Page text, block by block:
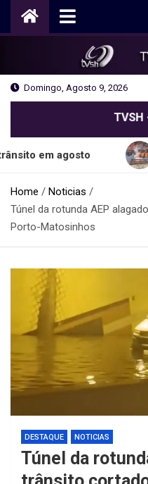
Domingo, Agosto 9, 2026
TVSH
agosto
Home
Noticias
Túnel da rotunda AEP
Porto-Matosinhos
DESTAQUE NOTICIAS
Túnel da